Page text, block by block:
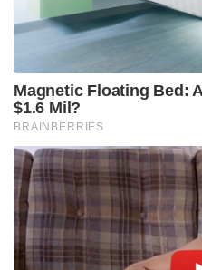
ചുഴലിക്കാറ്റിൽ
ഒന്നിനുപുറകെ ഒന്നായി
അഴിമതിയിലേക്ക്
സർക്കാർ അധികാരത്തിൽ
ഭാഗ്യം വീണ്ടും മാറി. 2014
വിമാനത്താവളങ്ങളാണ്
അത് 160
6,700 കിലോമീറ്റർ
നാല് നഗരങ്ങളിലാണ്
എന്നാൽ 2026 ൽ 20
ഉണ്ട്. രാജ്യത്തിന്റെ